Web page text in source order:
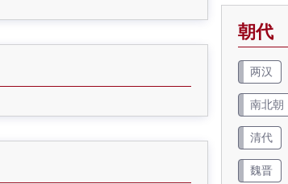
朝代
两汉
南北朝
清代
魏晋